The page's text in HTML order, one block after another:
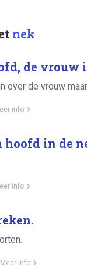
nek
de vrouw
over de vrouw
info
in de
info
Meer info